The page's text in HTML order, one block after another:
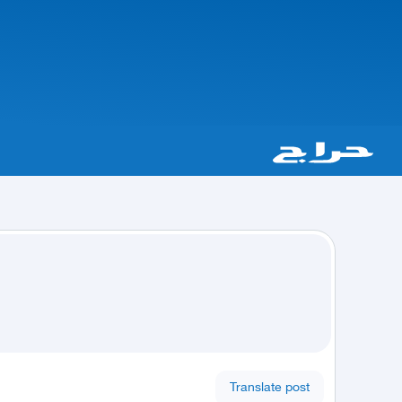
Translate post